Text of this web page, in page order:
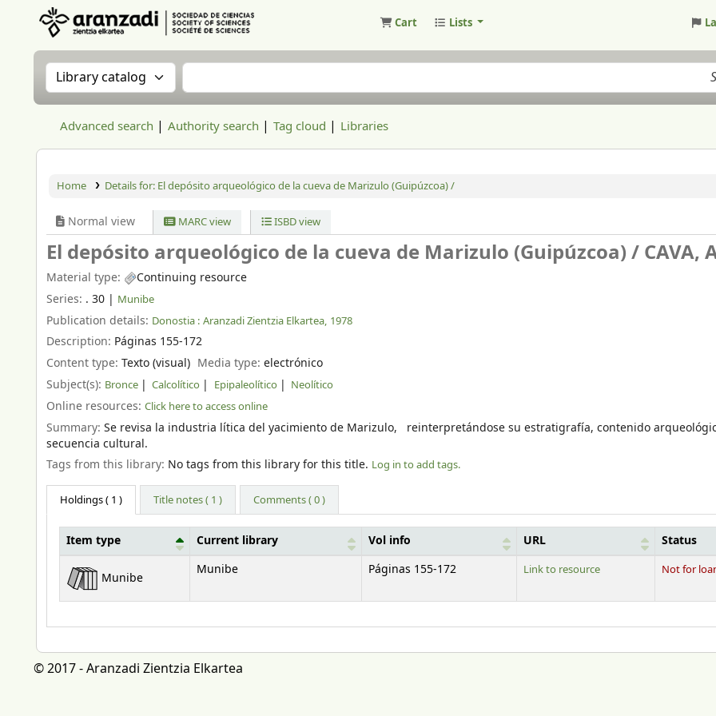
Cart Lists
Search the catalog by:Search the catalog
Advanced search Authority search Tag cloud Libraries
Home Details for: El depósito arqueológico de la cueva de Marizulo (Guipúzcoa) /
Normal view MARC view ISBD view
El depósito arqueológico de la cueva de Marizulo (Guipúzcoa) /CAVA,
Material type:
Continuing resource
Series: . 30 | Munibe
Publication details: Donostia : Aranzadi Zientzia Elkartea, 1978
Description: Páginas 155-172
Content type: Texto (visual) Media type:electrónico
Subject(s): Bronce Calcolítico Epipaleolítico Neolítico
Online resources: Click here to access online
Summary: Se revisa la industria lítica del yacimiento de Marizulo, reinterpretándose su estratigrafía, contenido
secuencia cultural.
Tags from this library: No tags from this library for this title. Log in to add tags.
Holdings( 1 ) Title notes ( 1 ) Comments ( 0 )
Holdings
Item type Current library Vol info URL Status
Munibe
Munibe Páginas 155-172 Link to resource Not for
© 2017 - Aranzadi Zientzia Elkartea